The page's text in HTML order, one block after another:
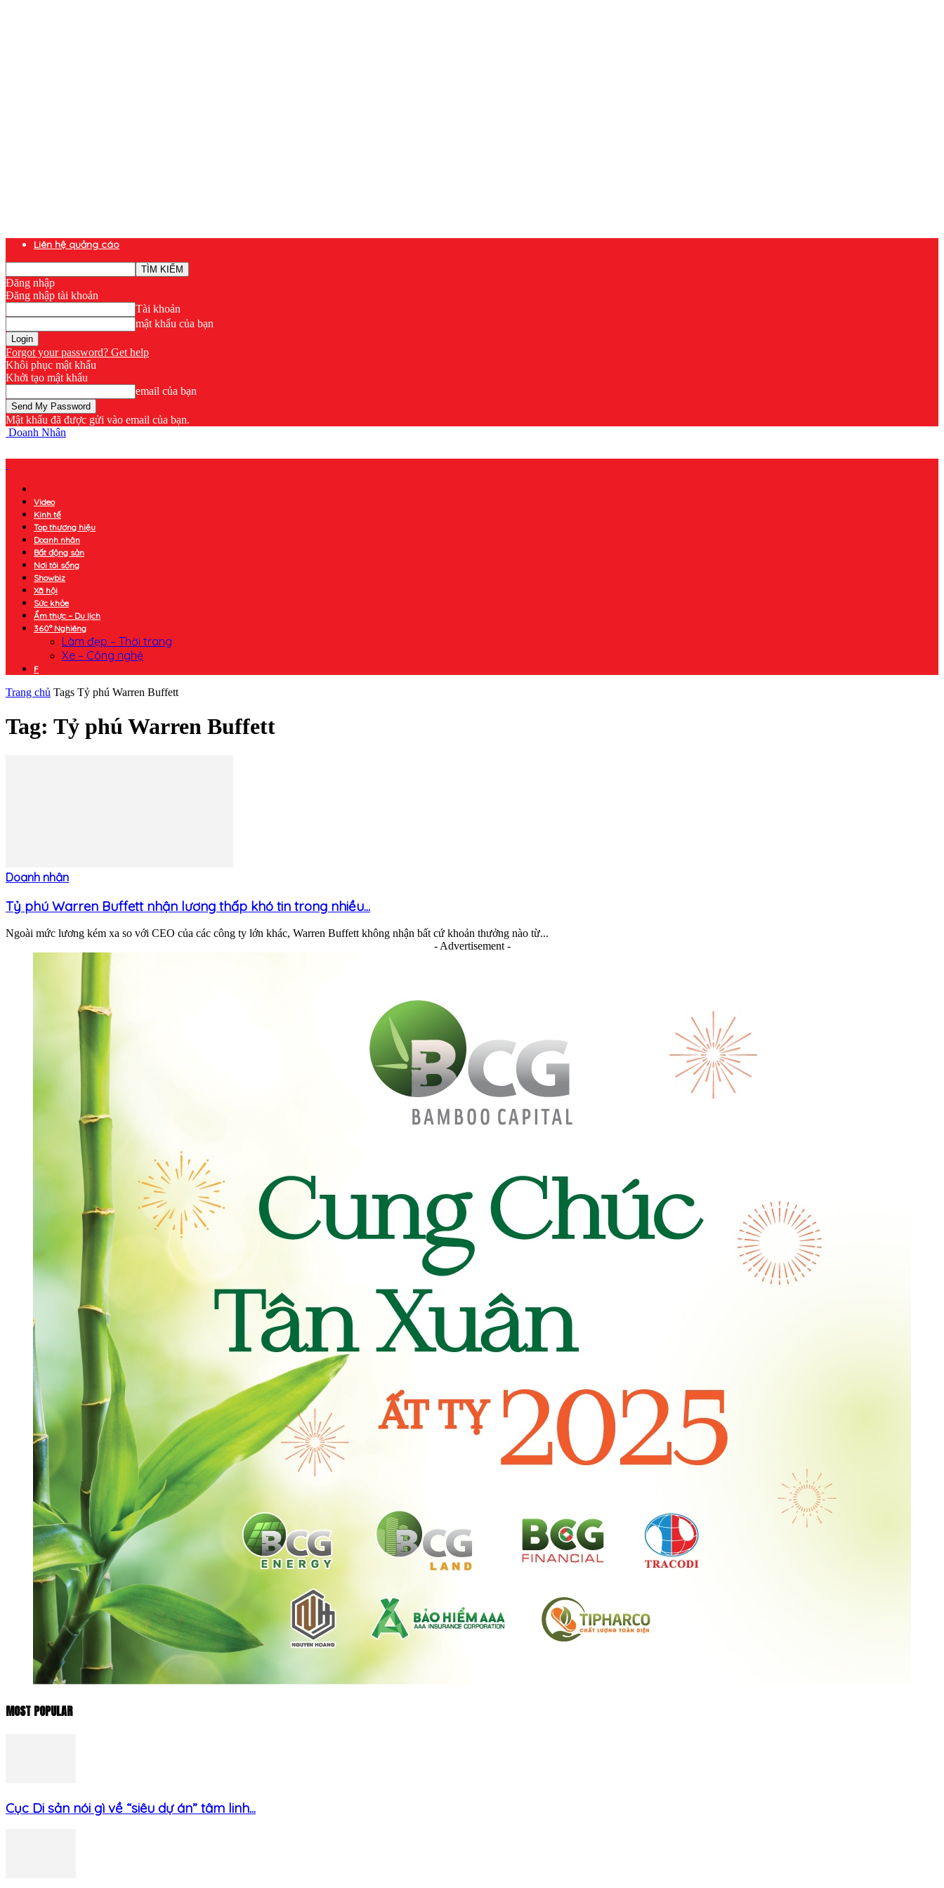
Liên hệ quảng cáo
Đăng nhập
Đăng nhập tài khoản
Tài khoản
mật khẩu của bạn
Forgot your password? Get help
Khôi phục mật khẩu
Khởi tạo mật khẩu
email của bạn
Mật khẩu đã được gửi vào email của bạn.
Doanh Nhân
Video
Kinh tế
Top thương hiệu
Doanh nhân
Bất động sản
Nơi tôi sống
Showbiz
Xã hội
Sức khỏe
Ẩm thực – Du lịch
360° Nghiêng
Làm đẹp – Thời trang
Xe – Công nghệ
F
Trang chủ Tags Tỷ phú Warren Buffett
Tag: Tỷ phú Warren Buffett
Doanh nhân
Tỷ phú Warren Buffett nhận lương thấp khó tin trong nhiều...
Ngoài mức lương kém xa so với CEO của các công ty lớn khác, Warren Buffett không nhận bất cứ khoản thưởng nào từ...
- Advertisement -
MOST POPULAR
Cục Di sản nói gì về “siêu dự án” tâm linh...